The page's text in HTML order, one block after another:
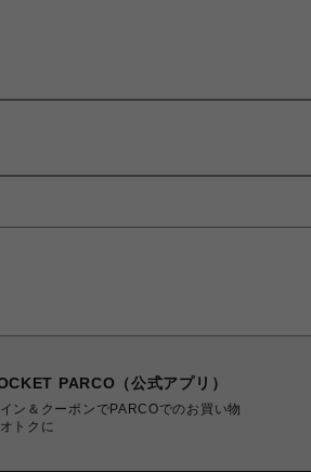
PARCO（公式アプリ）
ン＆クーポンでPARCOでのお買い物
トクに